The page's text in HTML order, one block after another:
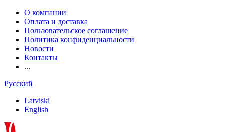
О компании
Оплата и доставка
Пользовательское соглашение
Политика конфиденциальности
Новости
Контакты
...
Русский
Latviski
English